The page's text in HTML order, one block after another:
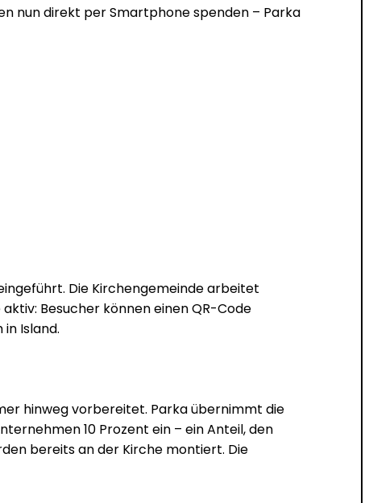
nun direkt per Smartphone spenden – Parka
Die Kirchengemeinde arbeitet
Besucher können einen QR-Code
Island.
hinweg vorbereitet. Parka übernimmt die
10 Prozent ein – ein Anteil, den
bereits an der Kirche montiert. Die